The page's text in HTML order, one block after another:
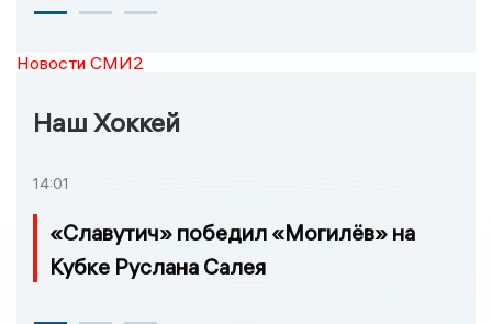
Новости СМИ2
Наш Хоккей
14:01
«Славутич» победил «Могилёв» на
Кубке Руслана Салея